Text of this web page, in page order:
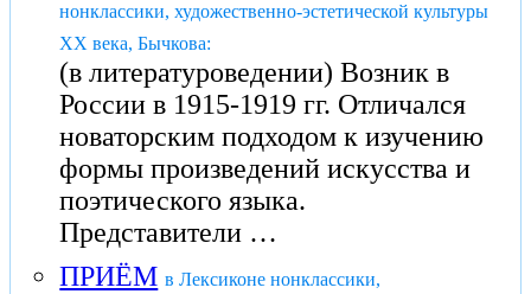
нонклассики, художественно-эстетической культуры
XX века, Бычкова:
(в литературоведении) Возник в
России в 1915-1919 гг. Отличался
новаторским подходом к изучению
формы произведений искусства и
поэтического языка.
Представители …
ПРИЁМ в Лексиконе нонклассики,